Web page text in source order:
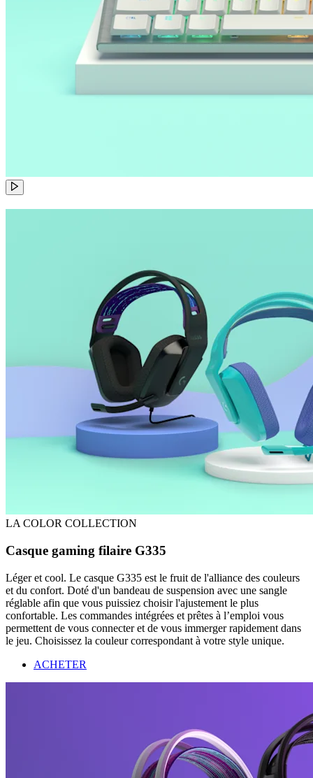
LA COLOR COLLECTION
Casque gaming filaire G335
Léger et cool. Le casque G335 est le fruit de l'alliance des couleurs
et du confort. Doté d'un bandeau de suspension avec une sangle
réglable afin que vous puissiez choisir l'ajustement le plus
confortable. Les commandes intégrées et prêtes à l’emploi vous
permettent de vous connecter et de vous immerger rapidement dans
le jeu. Choisissez la couleur correspondant à votre style unique.
ACHETER